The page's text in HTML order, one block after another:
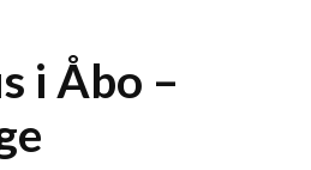
i Åbo –